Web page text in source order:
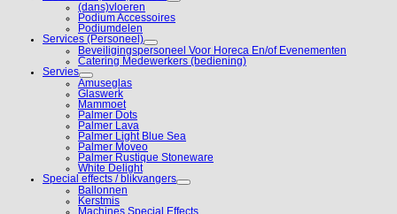
(dans)vloeren
Podium Accessoires
Podiumdelen
Services (Personeel)
Beveiligingspersoneel Voor Horeca En/of Evenementen
Catering Medewerkers (bediening)
Servies
Amuseglas
Glaswerk
Mammoet
Palmer Dots
Palmer Lava
Palmer Light Blue Sea
Palmer Moveo
Palmer Rustique Stoneware
White Delight
Special effects / blikvangers
Ballonnen
Kerstmis
Machines Special Effects